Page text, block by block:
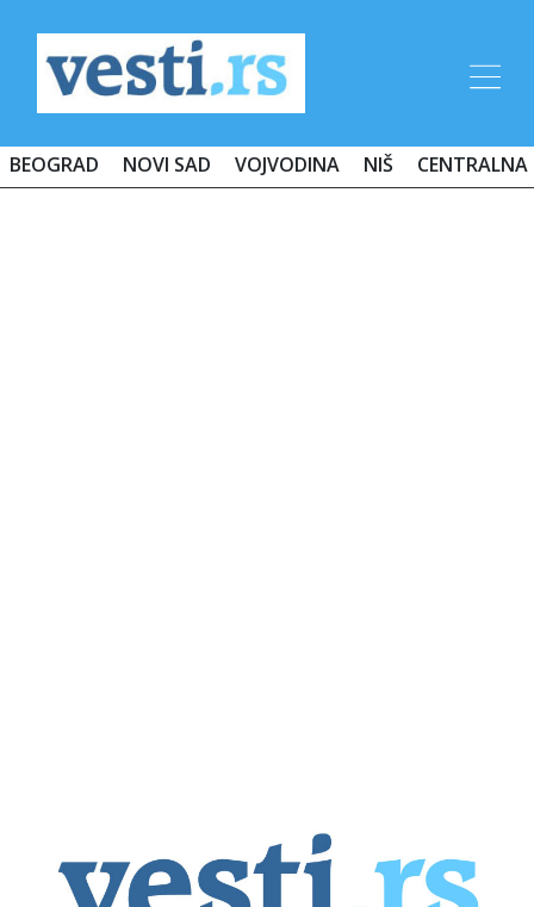
BEOGRAD NOVI SAD VOJVODINA NIŠ CENTRALNA